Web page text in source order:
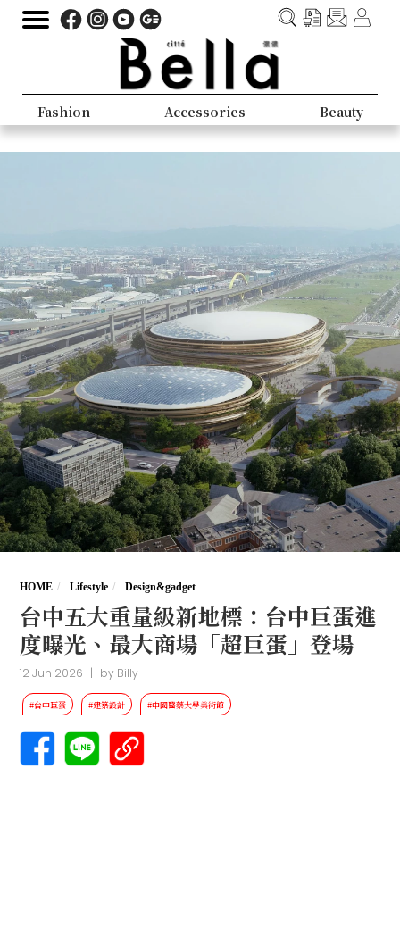
Fashion Accessories Beauty
HOME Lifestyle Design&gadget
台中五大重量級新地標：台中巨蛋進
度曝光、最大商場「超巨蛋」登場
12 Jun 2026 | by Billy
#台中巨蛋 #建築設計 #中國醫藥大學美術館